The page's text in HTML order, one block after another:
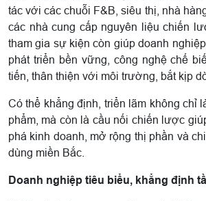
tác với các chuỗi F&B, siêu thị, nhà
các nhà cung cấp nguyên liệu chiến
tham gia sự kiện còn giúp doanh
phát triển bền vững, công nghệ chế
tiến, thân thiện với môi trường, bắt kịp
Có thể khẳng định, triển lãm không chỉ
phẩm, mà còn là cầu nối chiến lược
phá kinh doanh, mở rộng thị phần và
dùng miền Bắc.
Doanh nghiệp tiêu biểu, khẳng định